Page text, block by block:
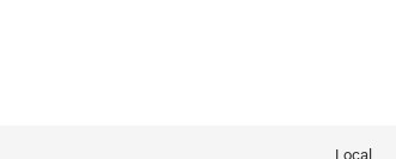
Local